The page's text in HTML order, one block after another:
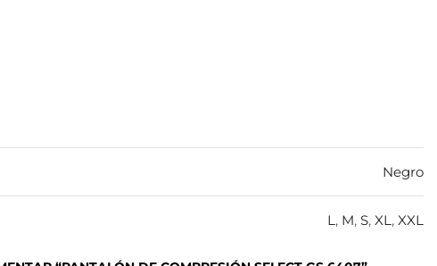
Negro
L, M, S, XL, XXL